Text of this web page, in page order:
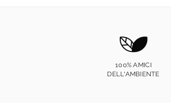
100% AMICI
DELL'AMBIENTE